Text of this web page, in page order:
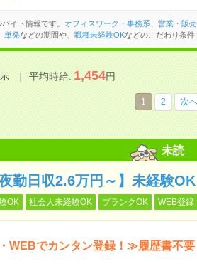
イト情報です。 オフィスワーク・事務系 営業・販
単発などの期間や、 職種未経験OKなどのこだわり条件
平均時給:1,454円
1 2 次へ
未読
夜勤日収2.6万円～】未経験
OK 社会人未経験OK ブランクOK WEB登録
WEBでカンタン登録！≫履歴書不要